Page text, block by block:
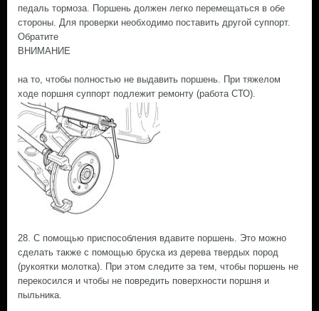
педаль тормоза. Поршень должен легко перемещаться в обе
стороны. Для проверки необходимо поставить другой суппорт.
Обратите
ВНИМАНИЕ
на то, чтобы полностью не выдавить поршень. При тяжелом
ходе поршня суппорт подлежит ремонту (работа СТО).
28. С помощью приспособления вдавите поршень. Это можно
сделать также с помощью бруска из дерева твердых пород
(рукоятки молотка). При этом следите за тем, чтобы поршень не
перекосился и чтобы не повредить поверхности поршня и
пыльника.